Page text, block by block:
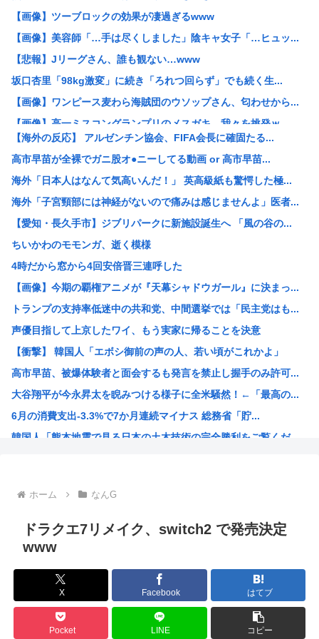
【画像】ツーブロックの効果が凄過ぎるwww
【画像】美容師「…手は尽くしました」陰キャ女子「…ヒュッ...
【悲報】Jリーグさん、誰も観ない…www
坂口杏里「98kg激変」に続き「ろれつ回らず」でも続く生...
【画像】ワンピース麦わら海賊団のウソップさん、匂わせから...
【画像】高一ミスコングランプリのメスガキ、我々を挑発ｗ
「吉野家」「松屋」「すき家」←この3つが並んでたらお前ら...
ワイ、「着衣おっばい」でしか抜けない体質になってしまうw...
【悲報】女が笑いを取る方法、「女を捨てる」「下ネタ連発す...
【朗報画像】現役JKママ、とんでもない事になってしまうw...
コメ卸大手さん、営業利益83%減 高値で買い込んだ米が売...
【画像】浴衣おつぱいたまらんwww
【画像】ココリコ田中「あかん、浜田メッチャ腹立つ奴やなぁ...
保護猫カフェで流血するくらい引っ掻かれちゃった店員さんか...
中国人のリウさん、新エネ車で国境越えたら遠隔操作で30時...
新幹線の指定席…早めに予約した通路側の席に、見知らぬ母子...
【悲報】なぜ、「日常系アニメ」は廃れたのか？
【画像】地方で閉店しまくったイトーヨーカドー、にじさんじ...
【画像】こういう水着ギャル好きなやつ
【悲報】20歳から8か月の年金未納、事故で手足3本を失う...
【海外の反応】 アルゼンチン協会、FIFA会長に確固たる...
高市早苗が全裸でガニ股オ●ニーしてる動画 or 高市早苗...
海外「日本人はなんて気高いんだ！」 英高級紙も驚愕した極...
海外「子宮頸部には神経がないので痛みは感じませんよ」医者...
【愛知・長久手市】ジブリパークに新施設誕生へ 「風の谷の...
ちいかわのモモンガ、逝く模様
4時だから窓から4回安倍晋三連呼した
【画像】今期の覇権アニメが『天幕シャドウガール』に決まっ...
トランプの支持率低迷中の共和党、中間選挙では「民主党はも...
声優目指して上京したワイ、もう実家に帰ることを決意
【衝撃】 韓国人「エボシ御前の声の人、若い頃がこれかよ」
高市早苗、被爆体験者と面会するも発言を禁止し握手のみ許可...
大谷翔平が今永昇太を睨みつける様子に全米騒然！←「最高の...
6月の消費支出-3.3%で7か月連続マイナス 総務省「貯...
韓国人「熊本地震で見る日本の土木技術の完全勝利をご覧くだ...
海外「まるでタイムスリップしたみたいだ…！」日本の江戸時...
【衝撃】 韓国人「エボシ御前の声の人、若い頃がこれかよ」
首相官邸「高市総理の映像を悪用した偽サイトに注意してくだ...
声優、なんかAIに勝ちそう。「声も「人格の象徴」明記、法...
高市政府「原油調達コストはみんなで負担してもらうわよ！」
謎の新人女性声優H、彗星の如く水着で現れ声優水着界隈をざ...
ホーム なんG
ドラクエ7リメイク、switch2 で発売決定
www
X Facebook はてブ
Pocket LINE コピー